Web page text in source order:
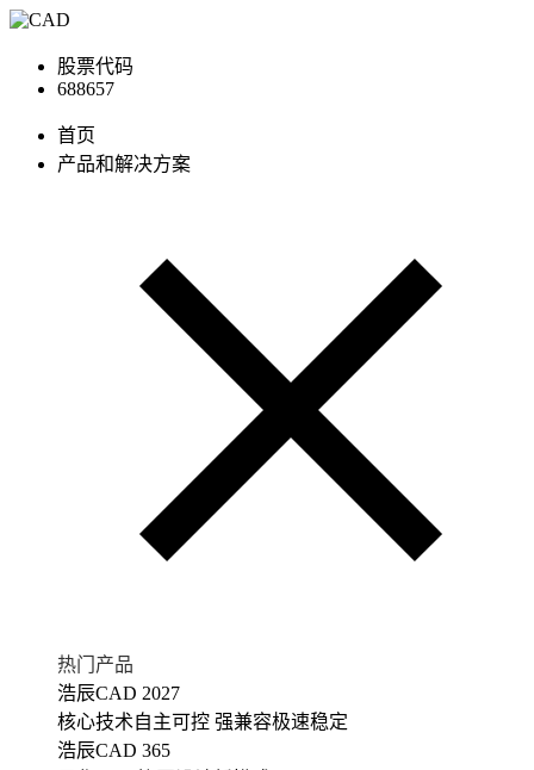
股票代码
688657
首页
产品和解决方案
热门产品
浩辰CAD 2027
核心技术自主可控 强兼容极速稳定
浩辰CAD 365